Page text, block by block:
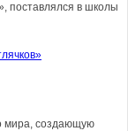
поставлялся в школы
мира, создающую